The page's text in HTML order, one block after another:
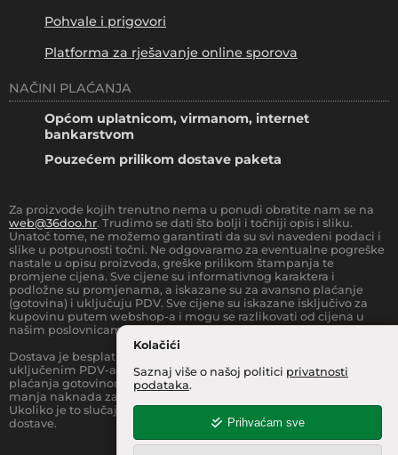
Kolačići
Saznaj više o našoj politici privatnosti
podataka.
Prihvaćam sve
Pohvale i prigovori
Platforma za rješavanje online sporova
NAČINI PLAĆANJA
Općom uplatnicom, virmanom, internet
bankarstvom
Pouzećem prilikom dostave paketa
Za proizvode kojih trenutno nema u ponudi obratite nam se na
web@36doo.hr. Trudimo se dati što bolji i točniji opis i sliku.
Unatoč tome, ne možemo garantirati da su svi navedeni podaci i
slike u potpunosti točni. Ne odgovaramo za eventualne pogreške
nastale u opisu proizvoda, greške prilikom štampanja te
promjene cijena. Sve cijene su informativnog karaktera i
podložne su promjenama, a iskazane su za avansno plaćanje
(gotovina) i uključuju PDV. Sve cijene su iskazane isključivo za
kupovinu putem webshop-a i mogu se razlikovati od cijena u
našim poslovnicama.
Dostava je besplatna za sve narudžbe iznad
uključenim PDV-a) za Zonu 1 (cijela RH, osim otoka).Prilikom
plaćanja gotovinom pri dostavi robe na kućnu adresu, moguća je
manja naknada za rad sa gotovinom na strani dostavne službe.
Ukoliko je to slučaj, to je jasno označeno pri samom iznosu
dostave.